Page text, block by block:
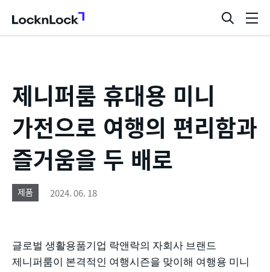
LocknLock
검
색
제니퍼룸 휴대용 미니
가전으로 여행의 편리함과
즐거움을 두 배로
제품 2024. 06. 18
글로벌 생활용품기업 락앤락의 자회사 브랜드
제니퍼룸이 본격적인 여행시즌을 맞이해 여행용 미니